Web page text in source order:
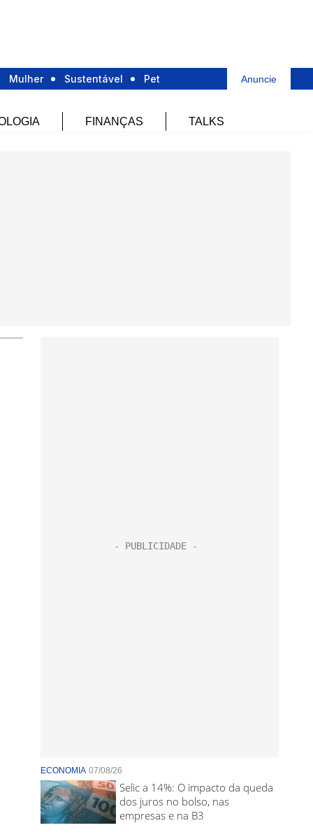
Mulher Sustentável Pet Anuncie
FINANÇAS TALKS
ECONOMIA 07/08/26
Selic a 14%: O impacto da queda
dos juros no bolso, nas
empresas e na B3